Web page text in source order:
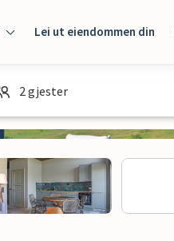
Lei ut eiendommen din
2 gjester